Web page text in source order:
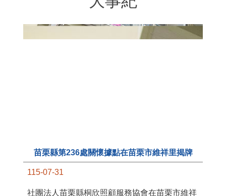
苗栗縣第236處關懷據點在苗栗市維祥里揭牌
115-07-31
社團法人苗栗縣桐欣照顧服務協會在苗栗市維祥